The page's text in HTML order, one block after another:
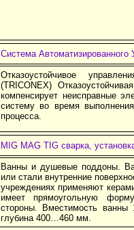
Cистема Автоматизированного
Отказоустойчивое
(TRICONEX)
компенсирует неисправные
систему во время
процесса.
MIG MAG TIG сварка,
Ванны и душевые поддоны.
или стали внутренние
учреждениях применяют
имеет прямоугольную
стороны. Вместимость
глубина 400…460 мм.